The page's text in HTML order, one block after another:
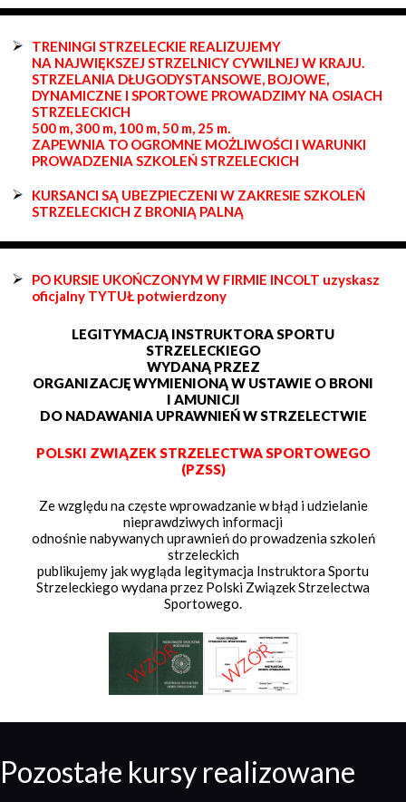
TRENINGI STRZELECKIE REALIZUJEMY
NA NAJWIĘKSZEJ STRZELNICY CYWILNEJ W KRAJU.
STRZELANIA DŁUGODYSTANSOWE, BOJOWE,
DYNAMICZNE I SPORTOWE PROWADZIMY NA OSIACH
STRZELECKICH
500 m, 300 m, 100 m, 50 m, 25 m.
ZAPEWNIA TO OGROMNE MOŻLIWOŚCI I WARUNKI
PROWADZENIA SZKOLEŃ STRZELECKICH
KURSANCI SĄ UBEZPIECZENI W ZAKRESIE SZKOLEŃ
STRZELECKICH Z BRONIĄ PALNĄ
PO KURSIE UKOŃCZONYM W FIRMIE INCOLT uzyskasz
oficjalny TYTUŁ potwierdzony
LEGITYMACJĄ INSTRUKTORA SPORTU
STRZELECKIEGO
WYDANĄ PRZEZ
ORGANIZACJĘ WYMIENIONĄ W USTAWIE O BRONI
I AMUNICJI
DO NADAWANIA UPRAWNIEŃ W STRZELECTWIE
POLSKI ZWIĄZEK STRZELECTWA SPORTOWEGO
(PZSS)
Ze względu na częste wprowadzanie w błąd i udzielanie
nieprawdziwych informacji
odnośnie nabywanych uprawnień do prowadzenia szkoleń
strzeleckich
publikujemy jak wygląda legitymacja Instruktora Sportu
Strzeleckiego wydana przez Polski Związek Strzelectwa
Sportowego.
Pozostałe kursy realizowane